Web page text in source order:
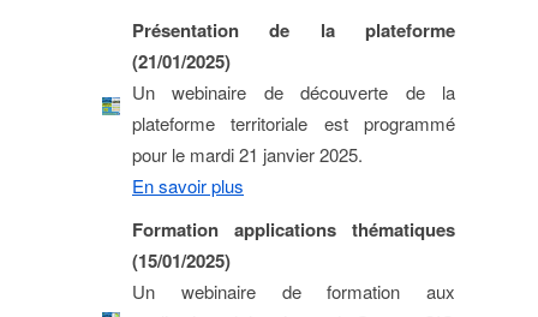
Présentation de la plateforme
(21/01/2025)
Un webinaire de découverte de la
plateforme territoriale est programmé
pour le mardi 21 janvier 2025.
En savoir plus
Formation applications thématiques
(15/01/2025)
Un webinaire de formation aux